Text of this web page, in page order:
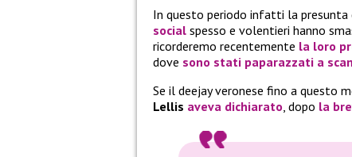
In questo periodo infatti la presunta
social spesso e volentieri hanno
ricorderemo recentemente la loro
dove sono stati paparazzati a
Se il deejay veronese fino a questo
Lellis aveva dichiarato, dopo la